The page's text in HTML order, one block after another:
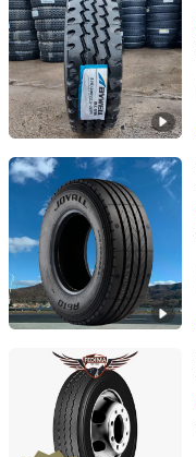
Shandong, China
Joyall (Weihai) Tire
Shandong, China
FEDIMA TYRE CO.,LTD.
Shandong, China